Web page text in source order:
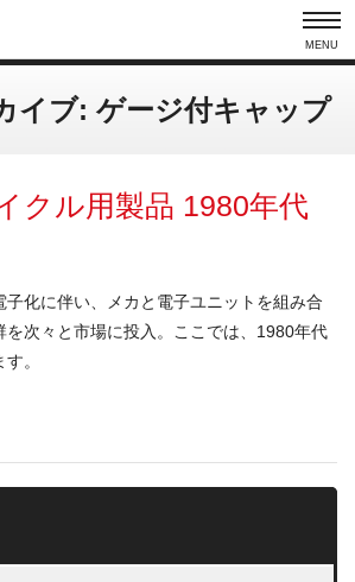
MENU
イブ: ゲージ付キャップ
クル用製品 1980年代
子化に伴い、メカと電子ユニットを組み合
を次々と市場に投入。ここでは、1980年代
。